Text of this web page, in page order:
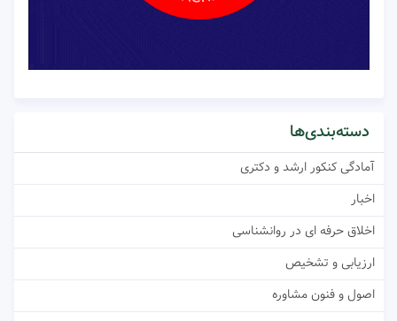
دسته‌بندی‌ها
آمادگی کنکور ارشد و دکتری
اخبار
اخلاق حرفه ای در روانشناسی
ارزیابی و تشخیص
اصول و فنون مشاوره